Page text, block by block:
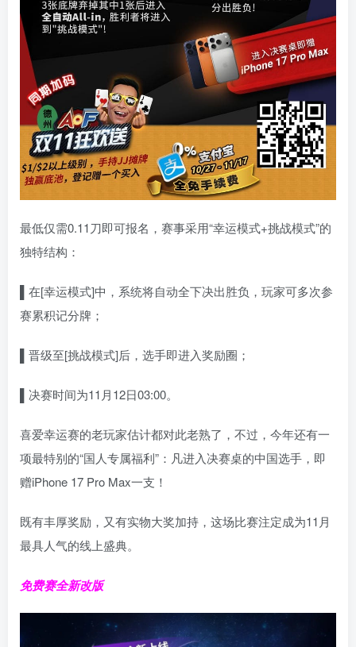
最低仅需0.11刀即可报名，赛事采用“幸运模式+挑战模式”的
独特结构：
在[幸运模式]中，系统将自动全下决出胜负，玩家可多次参
赛累积记分牌；
晋级至[挑战模式]后，选手即进入奖励圈；
决赛时间为11月12日03:00。
喜爱幸运赛的老玩家估计都对此老熟了，不过，今年还有一
项最特别的“国人专属福利”：凡进入决赛桌的中国选手，即
赠iPhone 17 Pro Max一支！
既有丰厚奖励，又有实物大奖加持，这场比赛注定成为11月
最具人气的线上盛典。
免费赛全新改版